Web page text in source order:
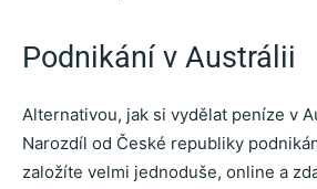
Podnikání v Austrálii
Alternativou, jak si vydělat peníze v
Narozdíl od České republiky
založíte velmi jednoduše, online a